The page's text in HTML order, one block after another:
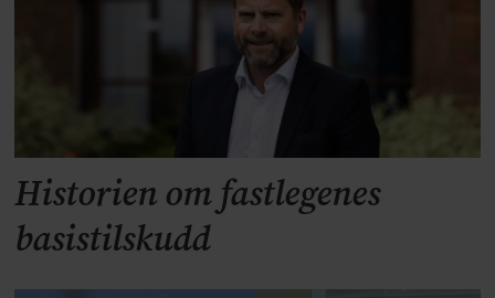
Historien om fastlegenes
basistilskudd